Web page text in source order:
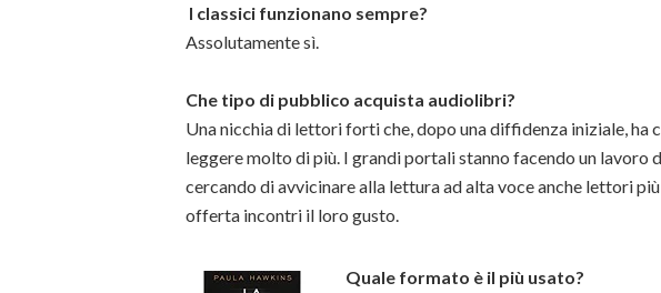
I classici funzionano sempre?
Assolutamente sì.
Che tipo di pubblico acquista audiolibri?
Una nicchia di lettori forti che, dopo una diffidenza iniziale, ha
leggere molto di più. I grandi portali stanno facendo un lavoro
cercando di avvicinare alla lettura ad alta voce anche lettori
offerta incontri il loro gusto.
Quale formato è il più usato?